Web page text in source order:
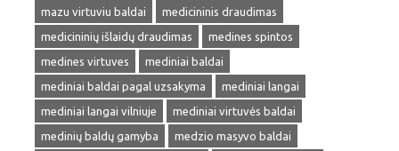
mazu virtuviu baldai
medicininis draudimas
medicininių išlaidų draudimas
medines spintos
medines virtuves
mediniai baldai
mediniai baldai pagal uzsakyma
mediniai langai
mediniai langai vilniuje
mediniai virtuvės baldai
medinių baldų gamyba
medzio masyvo baldai